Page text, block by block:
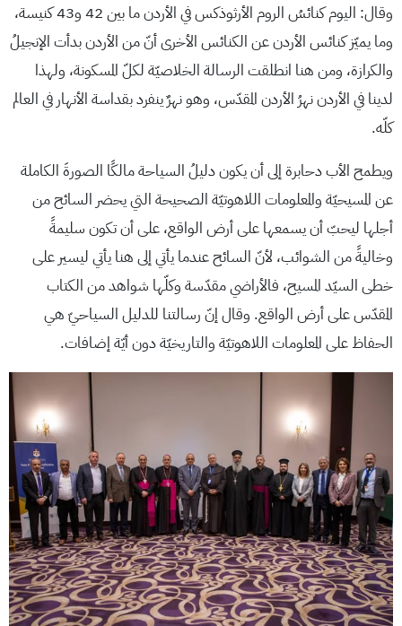
وقال: اليوم كنائسُ الروم الأرثوذكس في الأردن ما بين 42 و43 كنيسة،
وما يميّز كنائس الأردن عن الكنائس الأخرى أنّ من الأردن بدأت الإنجيلُ
والكرازة، ومن هنا انطلقت الرسالة الخلاصيّة لكلّ المسكونة، ولهذا
لدينا في الأردن نهرُ الأردن المقدّس، وهو نهرٌ ينفرد بقداسة الأنهار في العالم
كلّه.
ويطمح الأب دحابرة إلى أن يكون دليلُ السياحة مالكًا الصورةَ الكاملة
عن المسيحيّة والمعلومات اللاهوتيّة الصحيحة التي يحضر السائح من
أجلها ليحبّ أن يسمعها على أرض الواقع، على أن تكون سليمةً
وخاليةً من الشوائب، لأنّ السائح عندما يأتي إلى هنا يأتي ليسير على
خطى السيّد المسيح، فالأراضي مقدّسة وكلّها شواهد من الكتاب
المقدّس على أرض الواقع. وقال إنّ رسالتنا للدليل السياحيّ هي
الحفاظ على المعلومات اللاهوتيّة والتاريخيّة دون أيّة إضافات.